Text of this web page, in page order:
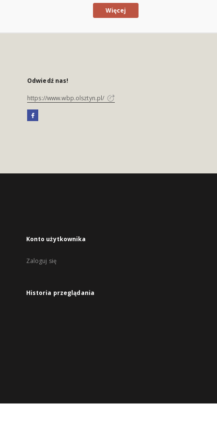
Więcej
Odwiedź nas!
https://www.wbp.olsztyn.pl/
Konto użytkownika
Zaloguj się
Historia przeglądania